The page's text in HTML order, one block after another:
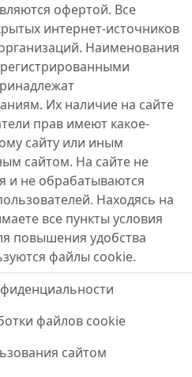
офертой. Все
интернет-источников
Наименования
Их наличие на сайте
прав имеют какое-
сайту или иным
сайтом. На сайте не
и не обрабатываются
Находясь на
все пункты условия
повышения удобства
файлы cookie.
файлов cookie
сайтом